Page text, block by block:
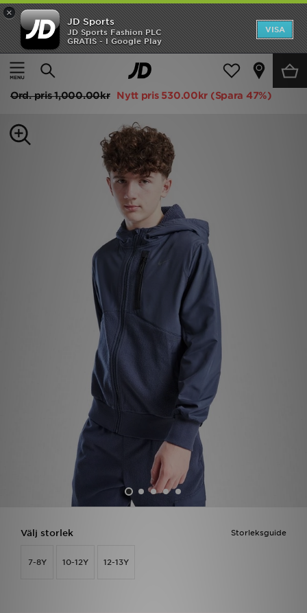
×
JD Sports
JD Sports Fashion PLC
GRATIS - I Google Play
VISA
Hem
Barn Juniorkläder (8-15 År) Huvtröjor och Tröjor
Nike City Utility Winterized Hoodie Junior
Ord. pris1,000.00kr Nytt pris 530.00kr (Spara 47%)
Storleksguide
Välj storlek
7-8Y 10-12Y 12-13Y
Hem
Rea
Dam
Mina meddelanden